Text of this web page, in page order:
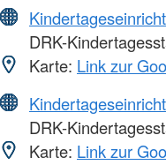
DRK-
Karte: Link zur
DRK-
Karte: Link zur